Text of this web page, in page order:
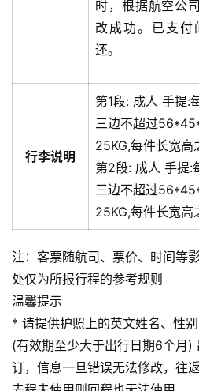
时，根据航空公
改成功。已支付
还。
行李说明
第1段: 成人 手提:
三边不超过
25KG,每件长宽
第2段: 成人 手提:
三边不超过
25KG,每件长宽
注：客票随航司、票价、时间等
处仅为所报行程的参考规则
温馨提示
* 请提供护照上的英文姓名、性
(有效期至少大于出行日期6个月)
订，信息一旦错误无法修改，往